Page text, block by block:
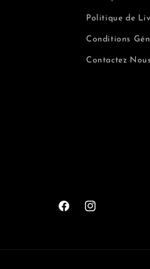
Politique de
Conditions
Contactez Nous
FacebookInstagram